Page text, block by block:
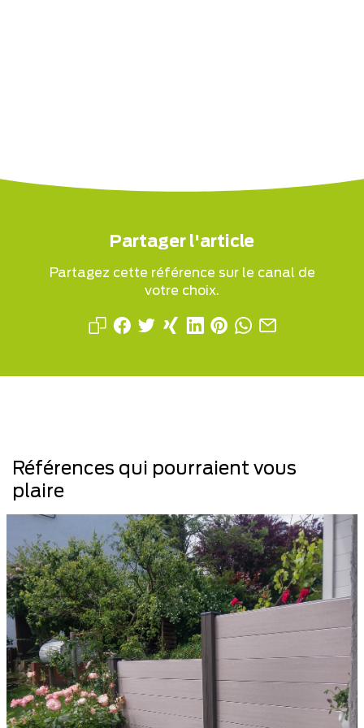
Partager l'article
Partagez cette référence sur le canal de
votre choix.
Références qui pourraient vous
plaire